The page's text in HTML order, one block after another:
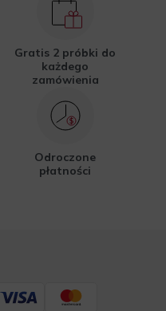
Gratis 2 próbki do
każdego
zamówienia
Odroczone
płatności